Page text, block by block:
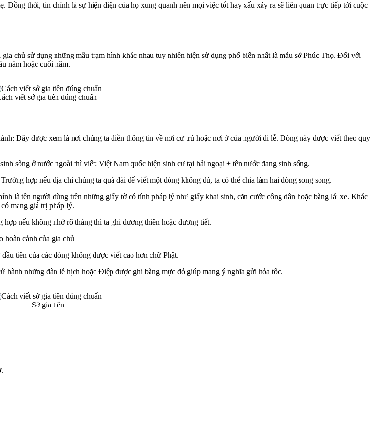
thời, tin chính là sự hiện diện của họ xung quanh nên mọi việc tốt hay xấu xảy ra sẽ liên quan trực tiếp tới cuộc
chủ sử dụng những mẫu trạm hình khác nhau tuy nhiên hiện sử dụng phổ biến nhất là mẫu sớ Phúc Thọ. Đối với
năm hoặc cuối năm.
viết sớ gia tiên đúng chuẩn
Đây được xem là nơi chúng ta điền thông tin về nơi cư trú hoặc nơi ở của người đi lễ. Dòng này được viết theo quy
sống ở nước ngoài thì viết: Việt Nam quốc hiện sinh cư tại hải ngoại + tên nước đang sinh sống.
hợp nếu địa chỉ chúng ta quá dài để viết một dòng không đủ, ta có thể chia làm hai dòng song song.
là tên người dùng trên những giấy tờ có tính pháp lý như giấy khai sinh, căn cước công dân hoặc bằng lái xe. Khác
mang giá trị pháp lý.
nếu không nhớ rõ tháng thì ta ghi đương thiên hoặc đương tiết.
hoàn cảnh của gia chủ.
tiên của các dòng không được viết cao hơn chữ Phật.
những đàn lễ hịch hoặc Điệp được ghi bằng mực đỏ giúp mang ý nghĩa gửi hỏa tốc.
Sớ gia tiên